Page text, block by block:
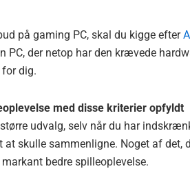
på gaming PC, skal du kigge efter
PC, der netop har den krævede
dig.
med disse kriterier opfyldt
udvalg, selv når du har
at skulle sammenligne. Noget af det,
bedre spilleoplevelse.